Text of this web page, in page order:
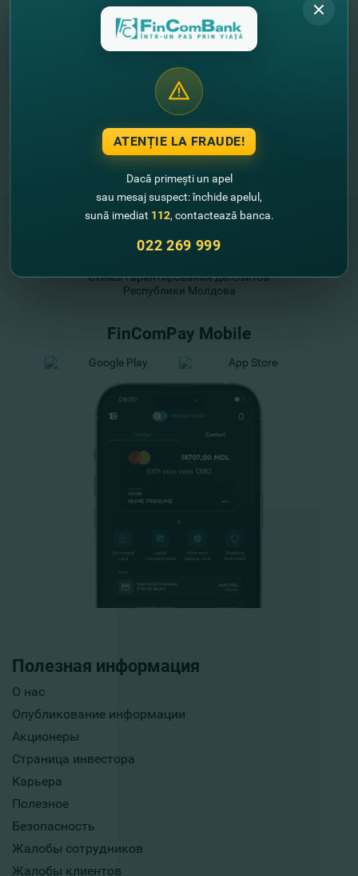
Полезная информация
О нас
Опубликование информации
Акционеры
Страница инвестора
Карьера
Полезное
Безопасность
Жалобы сотрудников
Жалобы клиентов
Схемы гарантирования депозитов
Республики Молдова
FinComPay Mobile
ATENȚIE LA FRAUDE!
Dacă primești un apel
sau mesaj suspect: închide apelul,
sună imediat 112, contactează banca.
022 269 999